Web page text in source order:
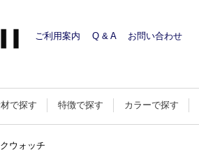
ご利用案内 Q & A お問い合わせ
で探す 特徴で探す カラーで探す
ウォッチ